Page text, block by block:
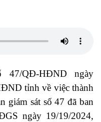
47/QĐ-HĐND ngày
tỉnh về việc thành
giám sát số 47 đã ban
ngày 19/19/2024,